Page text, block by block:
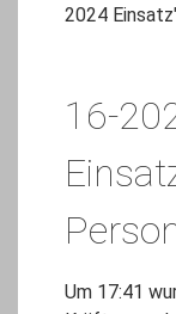
2024
16-
Um 17:41